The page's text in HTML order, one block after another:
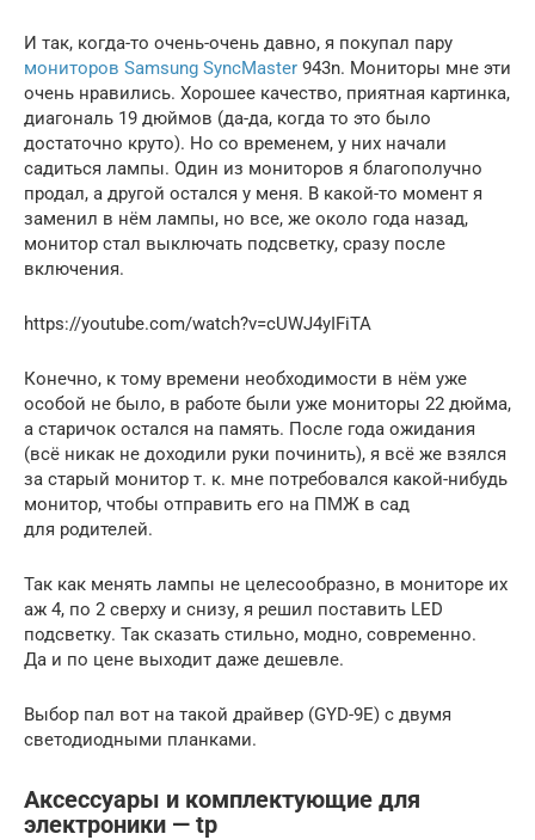
И так, когда-то очень-очень давно, я покупал пару
мониторов Samsung SyncMaster 943n. Мониторы мне эти
очень нравились. Хорошее качество, приятная картинка,
диагональ 19 дюймов (да-да, когда то это было
достаточно круто). Но со временем, у них начали
садиться лампы. Один из мониторов я благополучно
продал, а другой остался у меня. В какой-то момент я
заменил в нём лампы, но все, же около года назад,
монитор стал выключать подсветку, сразу после
включения.
https://youtube.com/watch?v=cUWJ4yIFiTA
Конечно, к тому времени необходимости в нём уже
особой не было, в работе были уже мониторы 22 дюйма,
а старичок остался на память. После года ожидания
(всё никак не доходили руки починить), я всё же взялся
за старый монитор т. к. мне потребовался какой-нибудь
монитор, чтобы отправить его на ПМЖ в сад
для родителей.
Так как менять лампы не целесообразно, в мониторе их
аж 4, по 2 сверху и снизу, я решил поставить LED
подсветку. Так сказать стильно, модно, современно.
Да и по цене выходит даже дешевле.
Выбор пал вот на такой драйвер (GYD-9E) с двумя
светодиодными планками.
Аксессуары и комплектующие для
электроники — tp